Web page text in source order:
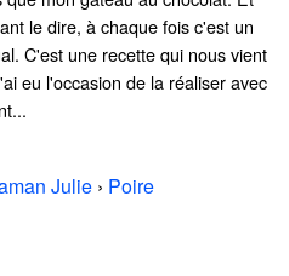
le dire, à chaque fois c'est un
C'est une recette qui nous vient
eu l'occasion de la réaliser avec
Julie › Poire